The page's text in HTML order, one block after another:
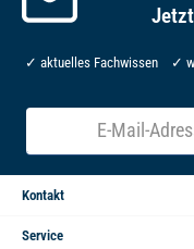
✓ aktuelles Fachwissen ✓
Kontakt
Service